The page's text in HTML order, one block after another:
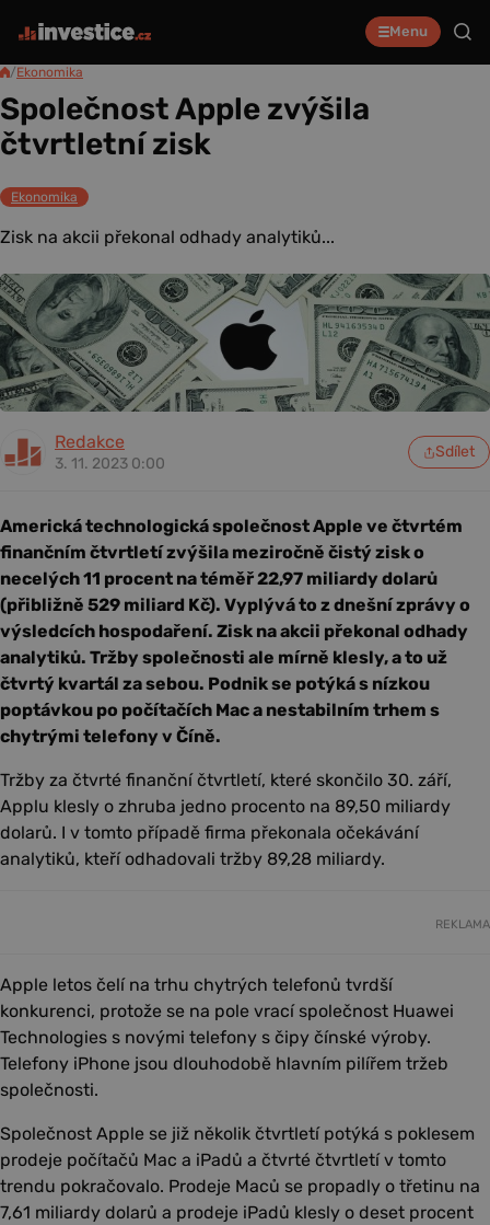
Menu
/Ekonomika
Společnost Apple zvýšila
čtvrtletní zisk
Ekonomika
Zisk na akcii překonal odhady analytiků...
Redakce
3. 11. 2023 0:00
Sdílet
Americká technologická společnost Apple ve čtvrtém
finančním čtvrtletí zvýšila meziročně čistý zisk o
necelých 11 procent na téměř 22,97 miliardy dolarů
(přibližně 529 miliard Kč). Vyplývá to z dnešní zprávy o
výsledcích hospodaření. Zisk na akcii překonal odhady
analytiků. Tržby společnosti ale mírně klesly, a to už
čtvrtý kvartál za sebou. Podnik se potýká s nízkou
poptávkou po počítačích Mac a nestabilním trhem s
chytrými telefony v Číně.
Tržby za čtvrté finanční čtvrtletí, které skončilo 30. září,
Applu klesly o zhruba jedno procento na 89,50 miliardy
dolarů. I v tomto případě firma překonala očekávání
analytiků, kteří odhadovali tržby 89,28 miliardy.
REKLAMA
Apple letos čelí na trhu chytrých telefonů tvrdší
konkurenci, protože se na pole vrací společnost Huawei
Technologies s novými telefony s čipy čínské výroby.
Telefony iPhone jsou dlouhodobě hlavním pilířem tržeb
společnosti.
Společnost Apple se již několik čtvrtletí potýká s poklesem
prodeje počítačů Mac a iPadů a čtvrté čtvrtletí v tomto
trendu pokračovalo. Prodeje Maců se propadly o třetinu na
7,61 miliardy dolarů a prodeje iPadů klesly o deset procent